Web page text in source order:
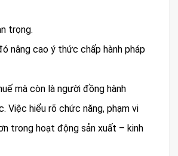
trọng.
nâng cao ý thức chấp hành pháp
mà còn là người đồng hành
Việc hiểu rõ chức năng, phạm vi
trong hoạt động sản xuất – kinh